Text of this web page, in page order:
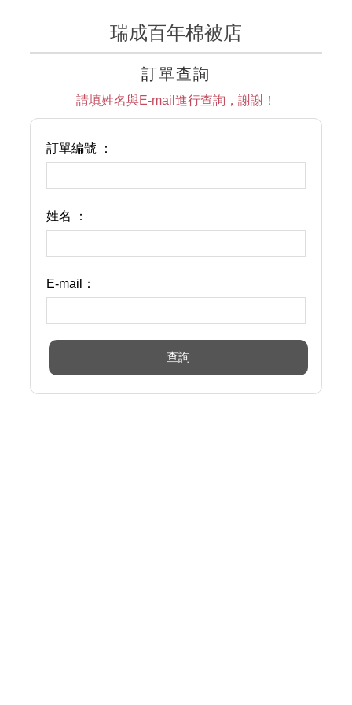
瑞成百年棉被店
訂單查詢
請填姓名與E-mail進行查詢，謝謝！
訂單編號 ：
姓名 ：
E-mail：